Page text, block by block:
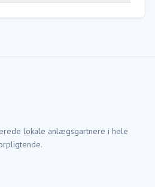
lokale anlægsgartnere i hele